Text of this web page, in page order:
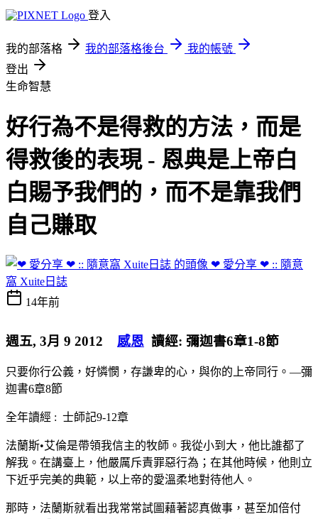
登入
我的部落格 我的部落格後台
我的帳號
登出
生命智慧
好行為不是得救的方法，而是
得救後的表現 - 恩典是上帝白
白賜予我們的，而不是靠我們
自己賺取
❤ 愛分享 ❤ :: 隨意
窩 Xuite日誌
14年前
週五, 3月 9 2012 感恩 讀經: 彌迦書6章1-8節
只要你行公義，好憐憫，存謙卑的心，與你的上帝同行。—彌
迦書6章8節
全年讀經 : 士師記9-12章
法蘭斯•艾倫是帶領我信主的牧師。我從小到大，他比誰都了
解我。在講臺上，他嚴厲斥責罪惡行為；在其他時候，他則立
下近乎完美的典範，以上帝的愛溫柔地對待他人。
那時，法蘭斯就看出我常常試圖藉著認真做事，甚至加倍付